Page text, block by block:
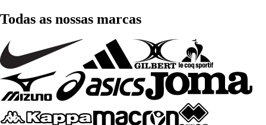
Todas as nossas marcas